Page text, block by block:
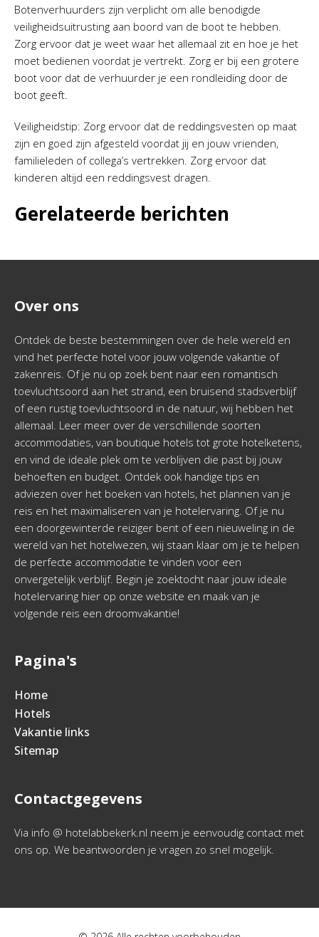
Botenverhuurders zijn verplicht om alle benodigde
veiligheidsuitrusting aan boord van de boot te hebben.
Zorg ervoor dat je weet waar het allemaal zit en hoe je het
moet bedienen voordat je vertrekt. Zorg er bij een grotere
boot voor dat de verhuurder je een rondleiding door de
boot geeft.
Veiligheidstip: Zorg ervoor dat de reddingsvesten op maat
zijn en goed zijn afgesteld voordat jij en jouw vrienden,
familieleden of collega’s vertrekken. Zorg ervoor dat
kinderen altijd een reddingsvest dragen.
Gerelateerde berichten
Over ons
Ontdek de beste bestemmingen over de hele wereld en
vind het perfecte hotel voor jouw volgende vakantie of
zakenreis. Of je nu op zoek bent naar een romantisch
toevluchtsoord aan het strand, een bruisend stadsverblijf
of een rustig toevluchtsoord in de natuur, wij hebben het
allemaal. Leer meer over de verschillende soorten
accommodaties, van boutique hotels tot grote hotelketens,
en vind de ideale plek om te verblijven die past bij jouw
behoeften en budget. Ontdek ook handige tips en
adviezen over het boeken van hotels, het plannen van je
reis en het maximaliseren van je hotelervaring. Of je nu
een doorgewinterde reiziger bent of een nieuweling in de
wereld van het hotelwezen, wij staan klaar om je te helpen
de perfecte accommodatie te vinden voor een
onvergetelijk verblijf. Begin je zoektocht naar jouw ideale
hotelervaring hier op onze website en maak van je
volgende reis een droomvakantie!
Pagina's
Home
Hotels
Vakantie links
Sitemap
Contactgegevens
Via info @ hotelabbekerk.nl neem je eenvoudig contact met
ons op. We beantwoorden je vragen zo snel mogelijk.